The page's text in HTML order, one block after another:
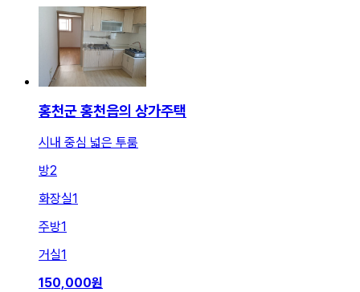
홍천군 홍천읍의 상가주택
시내 중심 넓은 투룸
방2
화장실1
주방1
거실1
150,000원